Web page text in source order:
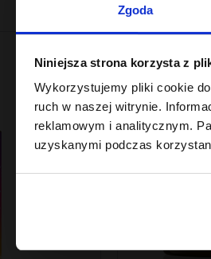
Zgoda
Niniejsza strona korzysta z
Wykorzystujemy pliki cookie
ruch w naszej witrynie.
reklamowym i analitycznym.
uzyskanymi podczas